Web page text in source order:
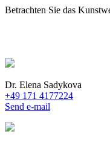
Betrachten Sie das
Dr. Elena Sadykova
+49 171 4177224
Send e-mail